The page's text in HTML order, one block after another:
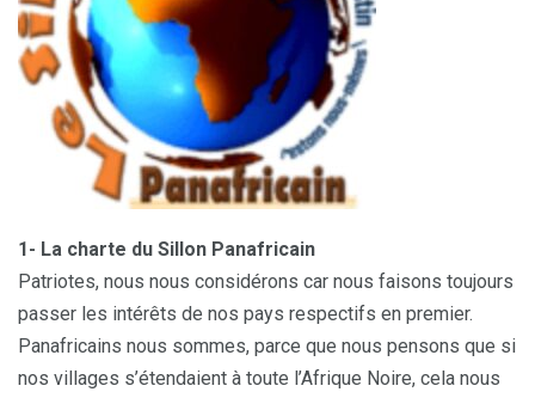
1- La charte du Sillon Panafricain
Patriotes, nous nous considérons car nous faisons toujours
passer les intérêts de nos pays respectifs en premier.
Panafricains nous sommes, parce que nous pensons que si
nos villages s’étendaient à toute l’Afrique Noire, cela nous